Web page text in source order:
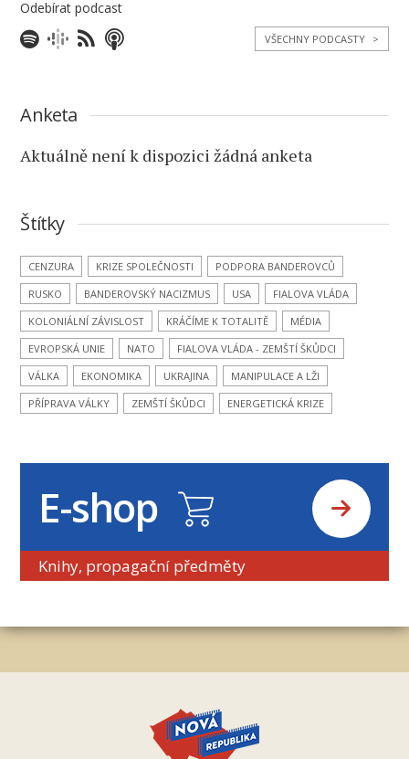
Odebírat podcast
VŠECHNY PODCASTY >
Anketa
Aktuálně není k dispozici žádná anketa
Štítky
CENZURA KRIZE SPOLEČNOSTI
PODPORA BANDEROVCŮ
RUSKO
BANDEROVSKÝ NACIZMUS USA
FIALOVA VLÁDA
KOLONIÁLNÍ ZÁVISLOST
KRÁČÍME K TOTALITĚ
MÉDIA
EVROPSKÁ UNIE
NATO
FIALOVA VLÁDA - ZEMŠTÍ ŠKŮDCI
VÁLKA
EKONOMIKA UKRAJINA
MANIPULACE A LŽI
PŘÍPRAVA VÁLKY
ZEMŠTÍ ŠKŮDCI ENERGETICKÁ KRIZE
E-shop
Knihy, propagační předměty